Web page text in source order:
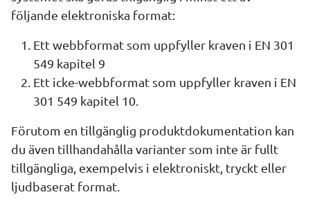
följande elektroniska format:
Ett webbformat som uppfyller kraven i EN 301
549 kapitel 9
Ett icke-webbformat som uppfyller kraven i EN
301 549 kapitel 10.
Förutom en tillgänglig produktdokumentation kan
du även tillhandahålla varianter som inte är fullt
tillgängliga, exempelvis i elektroniskt, tryckt eller
ljudbaserat format.